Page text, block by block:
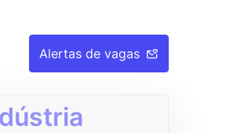
Alertas de vagas